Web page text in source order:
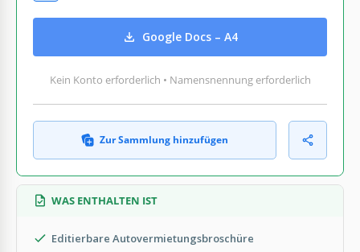
Google Docs – A4
Kein Konto erforderlich • Namensnennung erforderlich
Zur Sammlung hinzufügen
WAS ENTHALTEN IST
Editierbare Autovermietungsbroschüre